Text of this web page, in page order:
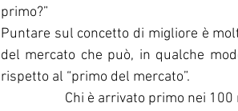
primo?”
Puntare sul concetto di migliore è
del mercato che può, in qualche
rispetto al “primo del mercato”.
Chi è arrivato primo nei